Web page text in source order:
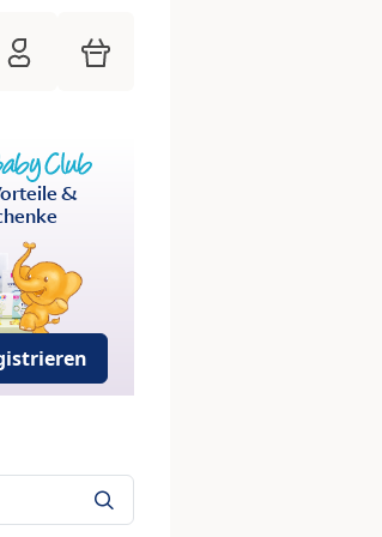
HiPP Mein Babyclub
Warenkorb
&